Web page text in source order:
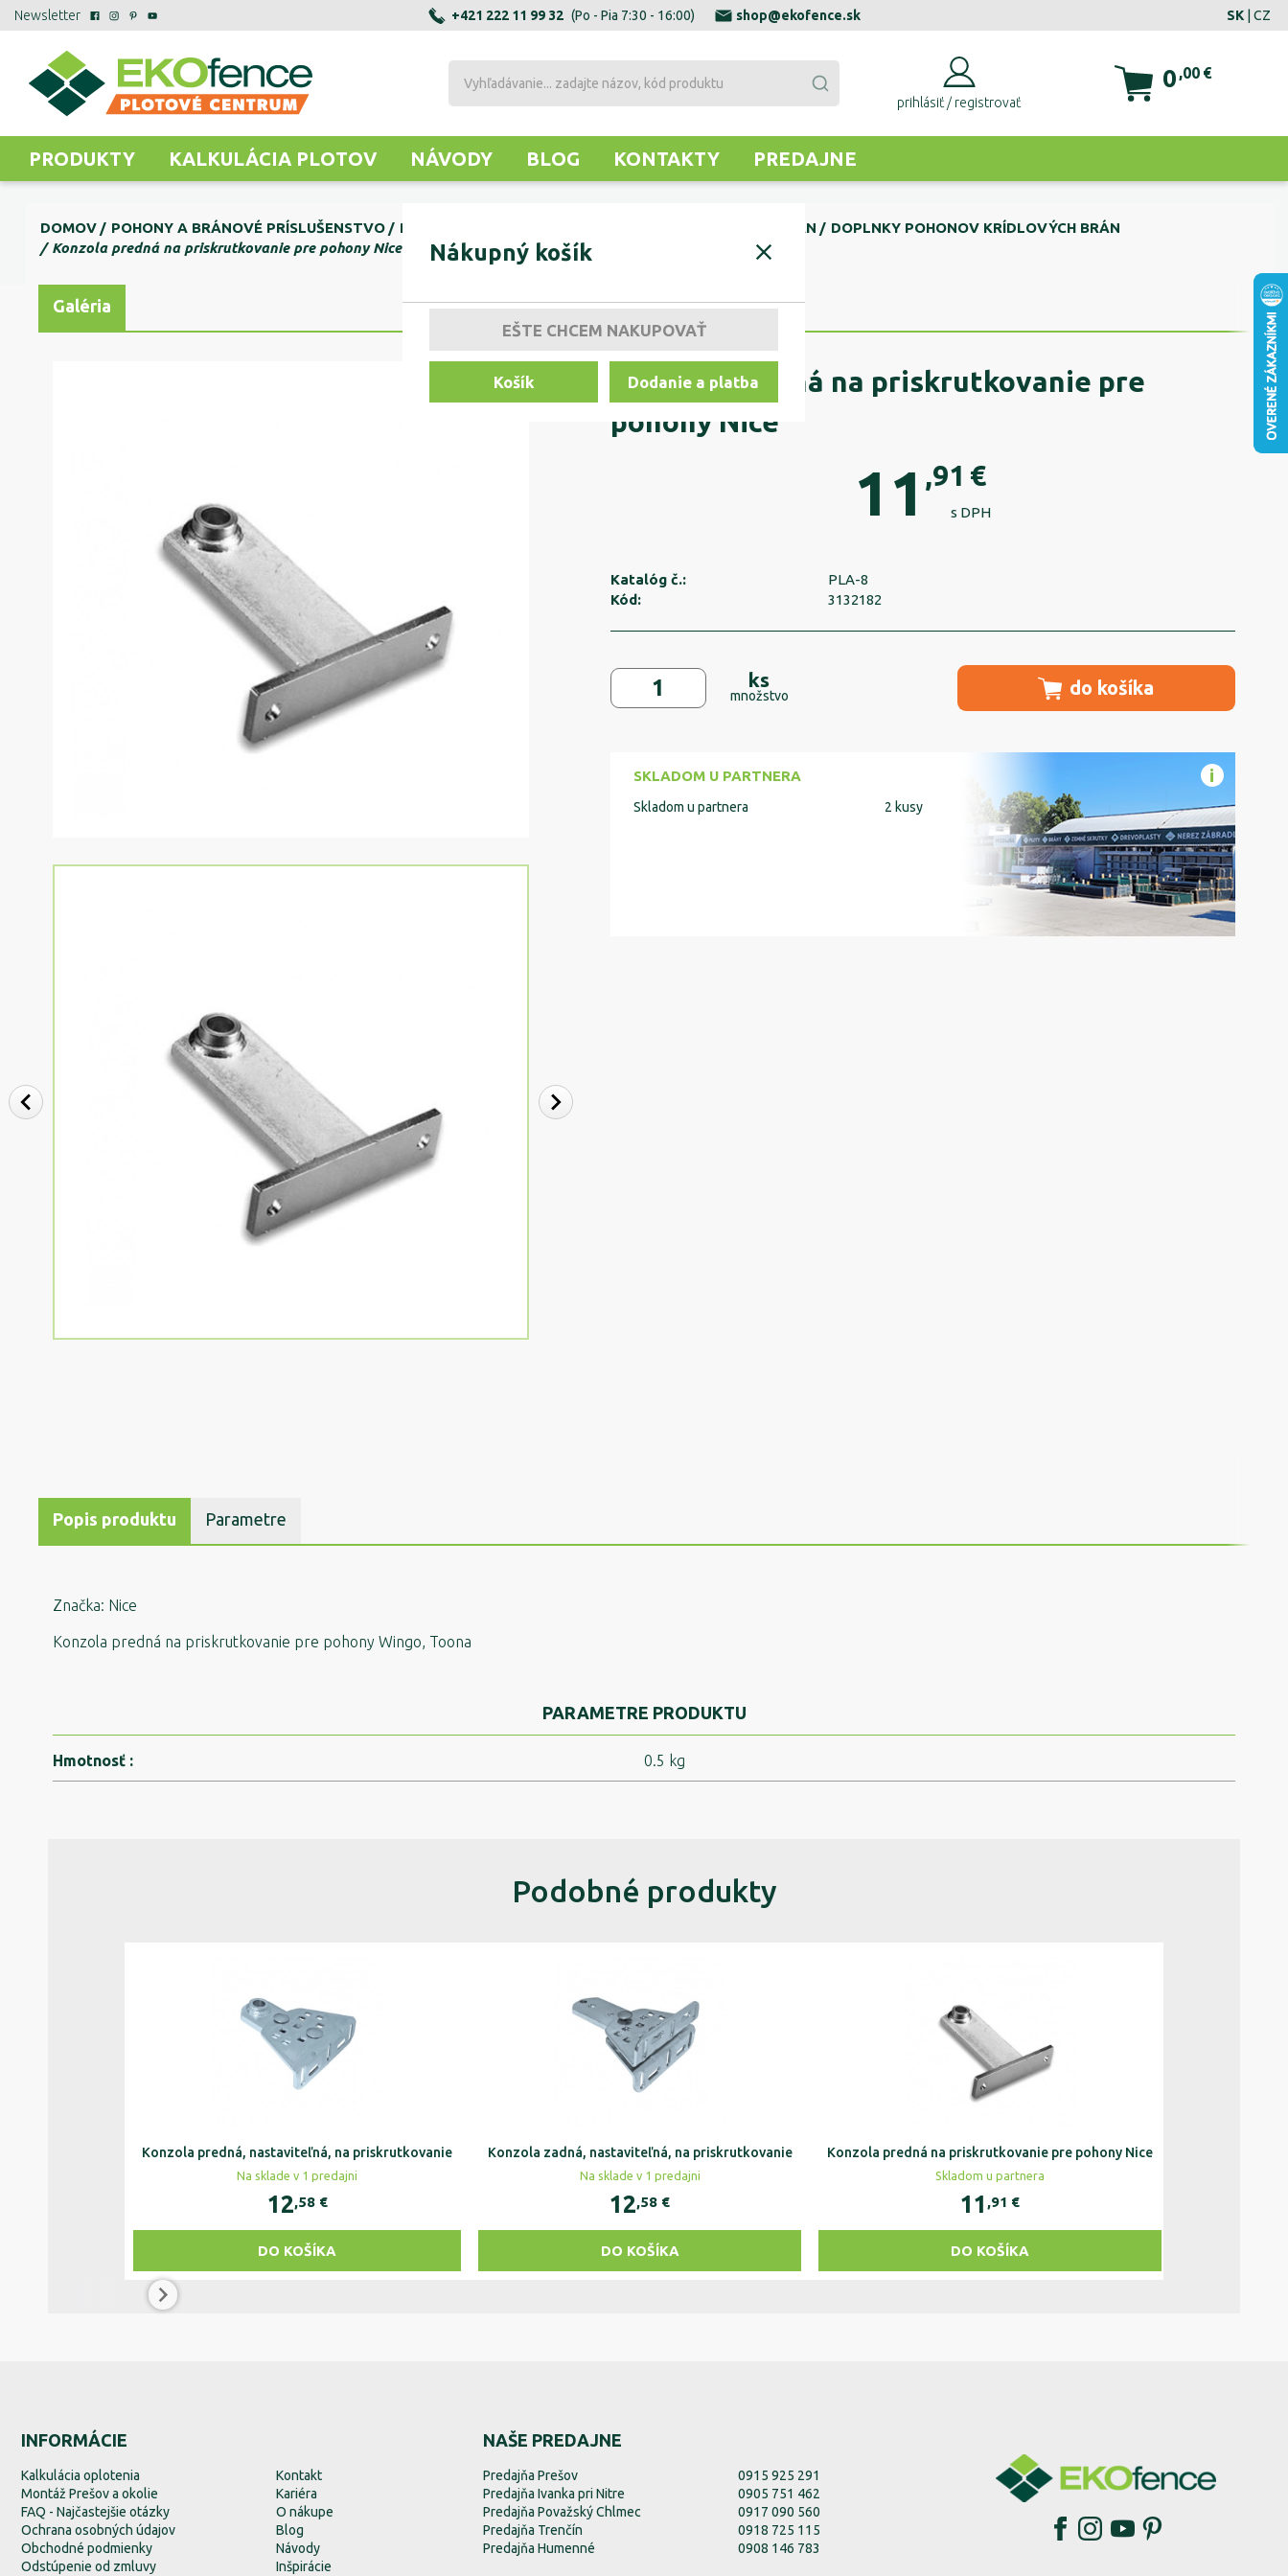
Newsletter +421 222 11 99 32 (Po - Pia 7:30 - 16:00) shop@ekofence.sk SK | CZ
prihlásiť / registrovať
0 ,00 €
PRODUKTY KALKULÁCIA PLOTOV NÁVODY BLOG KONTAKTY PREDAJNE
Nákupný košík
EŠTE CHCEM NAKUPOVAŤ
Košík Dodanie a platba
DOMOV POHONY A BRÁNOVÉ PRÍSLUŠENSTVO POHONY A PRÍSLUŠENSTVO POHONY KRÍDLOVÝCH BRÁN
DOPLNKY POHONOV KRÍDLOVÝCH BRÁN
Konzola predná na priskrutkovanie pre pohony Nice
Galéria
Konzola predná na priskrutkovanie pre
pohony Nice
11 ,91 €
s DPH
Katalóg č.:
PLA-8
Kód:
3132182
ks
množstvo do košíka
SKLADOM U PARTNERA
Skladom u partnera 2 kusy
Popis produktu Parametre
Značka: Nice
Konzola predná na priskrutkovanie pre pohony Wingo, Toona
PARAMETRE PRODUKTU
Hmotnosť : 0.5 kg
Podobné produkty
Konzola predná, nastaviteľná, na priskrutkovanie
Na sklade v 1 predajni
12,58 €
DO KOŠÍKA
Konzola zadná, nastaviteľná, na priskrutkovanie
Na sklade v 1 predajni
12,58 €
DO KOŠÍKA
Konzola predná na priskrutkovanie pre pohony Nice
Skladom u partnera
11 ,91 €
DO KOŠÍKA
INFORMÁCIE
Kalkulácia oplotenia
Montáž Prešov a okolie
FAQ - Najčastejšie otázky
Ochrana osobných údajov
Obchodné podmienky
Odstúpenie od zmluvy
Kontakt
Kariéra
O nákupe
Blog
Návody
Inšpirácie
NAŠE PREDAJNE
Predajňa Prešov
Predajňa Ivanka pri Nitre
Predajňa Považský Chlmec
Predajňa Trenčín
Predajňa Humenné
0915 925 291
0905 751 462
0917 090 560
0918 725 115
0908 146 783